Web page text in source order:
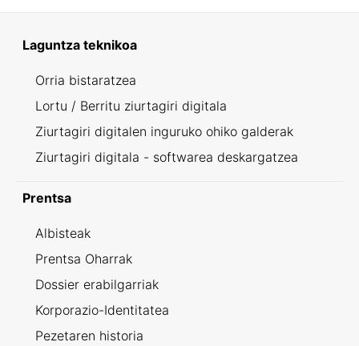
Laguntza teknikoa
Orria bistaratzea
Lortu / Berritu ziurtagiri digitala
Ziurtagiri digitalen inguruko ohiko galderak
Ziurtagiri digitala - softwarea deskargatzea
Prentsa
Albisteak
Prentsa Oharrak
Dossier erabilgarriak
Korporazio-Identitatea
Pezetaren historia